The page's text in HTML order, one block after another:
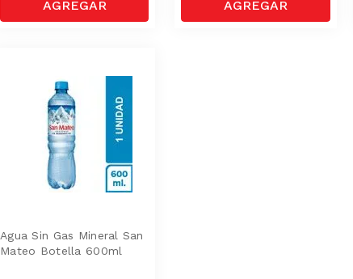
Agua Sin Gas Mineral San
Mateo Botella 600ml